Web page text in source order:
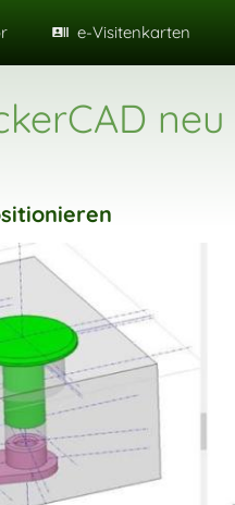
e-Visitenkarten